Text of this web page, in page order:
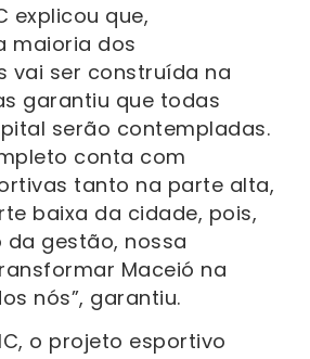
explicou que,
maioria dos
vai ser construída na
garantiu que todas
serão contempladas.
conta com
tanto na parte alta,
baixa da cidade, pois,
da gestão, nossa
Maceió na
nós”, garantiu.
o projeto esportivo